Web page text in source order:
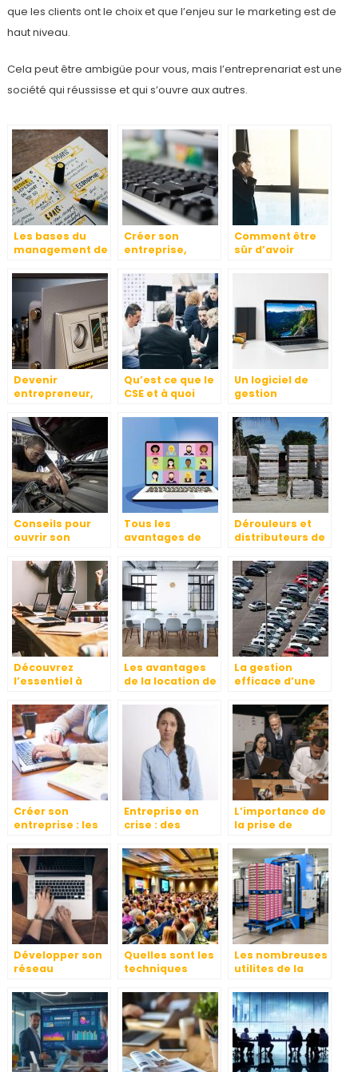
que les clients ont le choix et que l’enjeu sur le marketing est de
haut niveau.
Cela peut être ambigüe pour vous, mais l’entreprenariat est une
société qui réussisse et qui s’ouvre aux autres.
Les bases du
management de
Créer son
entreprise,
Comment être
sûr d’avoir
Devenir
entrepreneur,
passe
réellement ?
Qu’est ce que le
CSE et à quoi
Un logiciel de
gestion
quoi est-ce utile
?
Conseils pour
ouvrir son
Tous les
avantages de
LMS pour votre
entreprise
Dérouleurs et
distributeurs de
Découvrez
l’essentiel à
entreprise, le
travail et le
capital
Les avantages
de la location de
La gestion
efficace d’une
automobile
Créer son
entreprise : les
pas négliger
Entreprise en
crise : des
décisions
L’importance de
la prise de
Développer son
réseau
Afrique
Quelles sont les
techniques
réussir
l’animation d’un
événement
professionnel ?
Les nombreuses
utilites de la
un outil
indispensable